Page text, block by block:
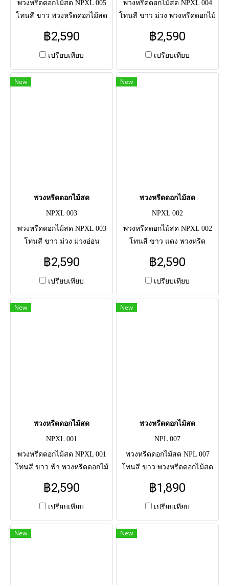
พวงหรีดดอกไม้สด NPXL 005
โทนสี ขาว พวงหรีดดอกไม้สด
ครั้งสุดท้าย จัดโดยช่างมือ
อาชีพ จัดส่งตรงถึงศาลาวัด
฿2,590
เปรียบเทียบ
พวงหรีดดอกไม้สด NPXL 004
โทนสี ขาว ม่วง พวงหรีดดอกไม้
ชนม์ครั้งสุดท้าย จัดโดยช่างมือ
อาชีพ จัดส่งตรงถึงศาลาวัด
฿2,590
เปรียบเทียบ
New
พวงหรีดดอกไม้สด
NPXL 003
พวงหรีดดอกไม้สด NPXL 003
โทนสี ขาว ม่วง ม่วงอ่อน
อาลัย แด่ผู้วายชนม์ครั้งสุดท้าย
จัดโดยช่างมืออาชีพ จัดส่งตรง
฿2,590
เปรียบเทียบ
New
พวงหรีดดอกไม้สด
NPXL 002
พวงหรีดดอกไม้สด NPXL 002
โทนสี ขาว แดง พวงหรีด
ผู้วายชนม์ครั้งสุดท้าย จัดโดย
ช่างมืออาชีพ จัดส่งตรงถึงศาลา
฿2,590
เปรียบเทียบ
New
พวงหรีดดอกไม้สด
NPXL 001
พวงหรีดดอกไม้สด NPXL 001
โทนสี ขาว ฟ้า พวงหรีดดอกไม้
ชนม์ครั้งสุดท้าย จัดโดยช่างมือ
อาชีพ จัดส่งตรงถึงศาลาวัด
฿2,590
เปรียบเทียบ
New
พวงหรีดดอกไม้สด
NPL 007
พวงหรีดดอกไม้สด NPL 007
โทนสี ขาว พวงหรีดดอกไม้สด
ครั้งสุดท้าย จัดโดยช่างมือ
อาชีพ จัดส่งตรงถึงศาลาวัด
฿1,890
เปรียบเทียบ
New New